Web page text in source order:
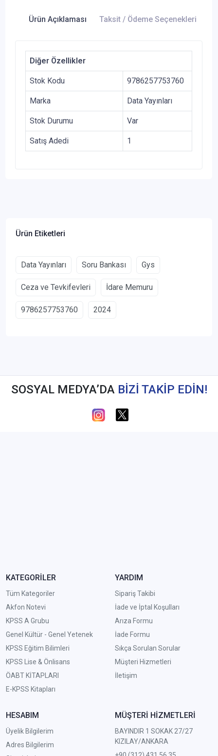
Ürün Açıklaması Taksit / Ödeme Seçenekleri
Diğer Özellikler
Stok Kodu 9786257753760
Marka Data Yayınları
Stok Durumu Var
Satış Adedi 1
Ürün Etiketleri
Data Yayınları Soru Bankası Gys
Ceza ve Tevkifevleri İdare Memuru
9786257753760 2024
SOSYAL MEDYA’DA BİZİ TAKİP EDİN!
KATEGORİLER
Tüm Kategoriler
Akfon Notevi
KPSS A Grubu
Genel Kültür - Genel Yetenek
KPSS Eğitim Bilimleri
KPSS Lise & Önlisans
ÖABT KİTAPLARI
E-KPSS Kitapları
YARDIM
Sipariş Takibi
İade ve İptal Koşulları
Arıza Formu
İade Formu
Sıkça Sorulan Sorular
Müşteri Hizmetleri
İletişim
HESABIM
Üyelik Bilgilerim
Adres Bilgilerim
MÜŞTERİ HİZMETLERİ
BAYINDIR 1 SOKAK 27/27
KIZILAY/ANKARA